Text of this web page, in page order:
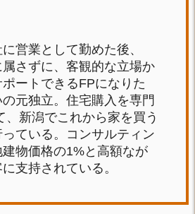
営業として勤めた後、
属さずに、客観的な立場か
ートできるFPになりた
元独立。住宅購入を専門
、新潟でこれから家を買う
ている。コンサルティン
物価格の1%と高額なが
支持されている。